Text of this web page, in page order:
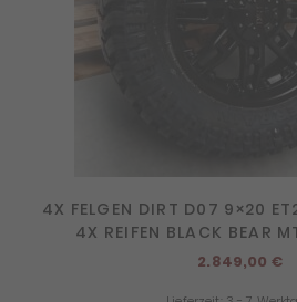
4X FELGEN DIRT D07 9×20
4X REIFEN BLACK BEAR
2.849,00 €